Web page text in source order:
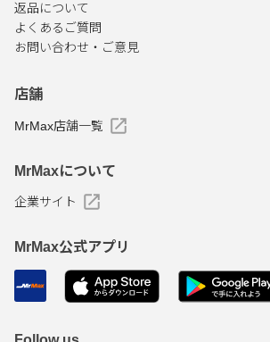
返品について
よくあるご質問
お問い合わせ・ご意見
店舗
MrMax店舗一覧
MrMaxについて
企業サイト
MrMax公式アプリ